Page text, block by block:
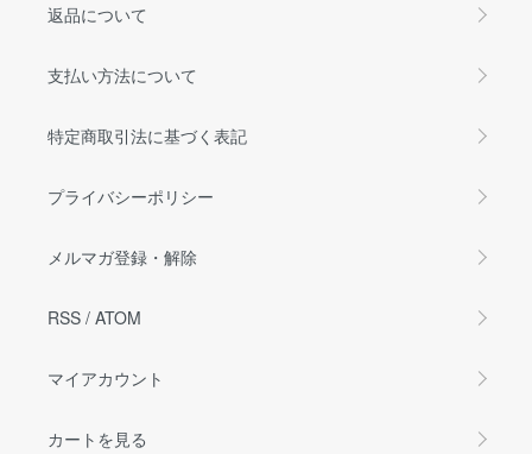
返品について
支払い方法について
特定商取引法に基づく表記
プライバシーポリシー
メルマガ登録・解除
RSS / ATOM
マイアカウント
カートを見る